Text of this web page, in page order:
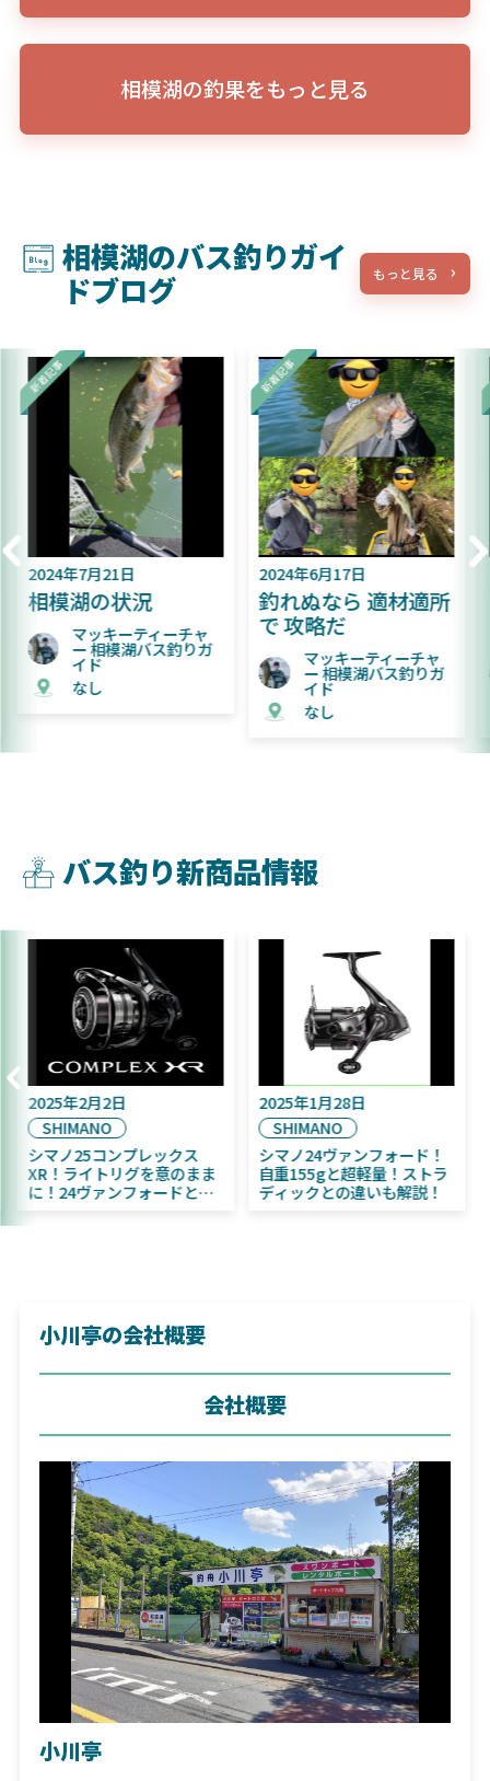
相模湖の釣果をもっと見る
相模湖のバス釣りガイ
ドブログ
もっと見る
2024年7月21日
相模湖の状況
マッキーティーチャ
ー 相模湖バス釣りガ
イド
なし
2024年6月17日
釣れぬなら 適材適所
で 攻略だ
マッキーティーチャ
ー 相模湖バス釣りガ
イド
なし
バス釣り新商品情報
2025年2月2日
SHIMANO
シマノ25コンプレックス
XR！ライトリグを意のまま
に！24ヴァンフォードとの
2025年1月28日
SHIMANO
シマノ24ヴァンフォード！
自重155gと超軽量！ストラ
ディックとの違いも解説！
小川亭の会社概要
会社概要
小川亭